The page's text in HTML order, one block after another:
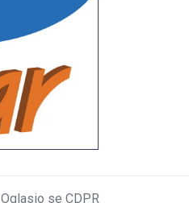
Oglasio se CDPR